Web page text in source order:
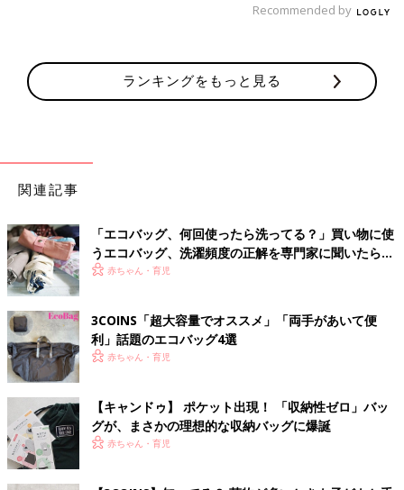
Recommended by
ランキングをもっと見る
関連記事
「エコバッグ、何回使ったら洗ってる？」買い物に使
うエコバッグ、洗濯頻度の正解を専門家に聞いたら…
赤ちゃん・育児
3COINS「超大容量でオススメ」「両手があいて便
利」話題のエコバッグ4選
赤ちゃん・育児
【キャンドゥ】 ポケット出現！ 「収納性ゼロ」バッ
グが、まさかの理想的な収納バッグに爆誕
赤ちゃん・育児